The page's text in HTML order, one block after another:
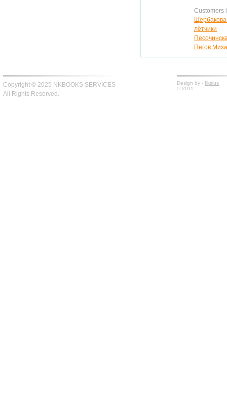
Customers
лётчики
Пегов
Copyright © 2025 NKBOOKS SERVICES
All Rights Reserved.
Design by - fiksius
© 2011